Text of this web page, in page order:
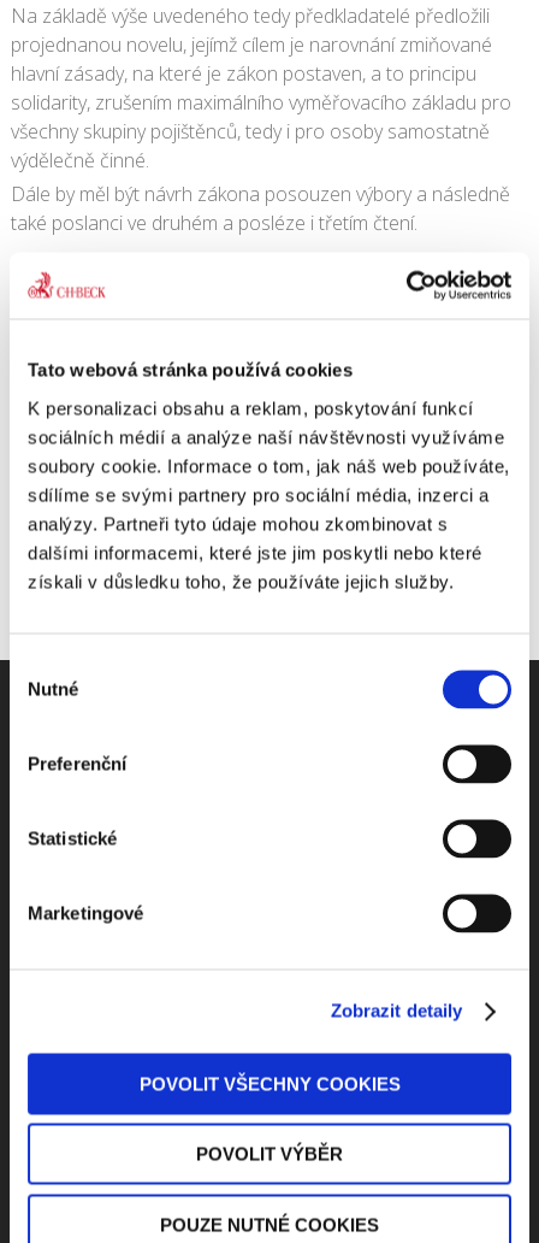
Tato webová stránka používá cookies
K personalizaci obsahu a reklam, poskytování funkcí
sociálních médií a analýze naší návštěvnosti využíváme
soubory cookie. Informace o tom, jak náš web používáte,
sdílíme se svými partnery pro sociální média, inzerci a
analýzy. Partneři tyto údaje mohou zkombinovat s
dalšími informacemi, které jste jim poskytli nebo které
získali v důsledku toho, že používáte jejich služby.
Výběr
souhlasu
Nutné
Preferenční
Statistické
Marketingové
Zobrazit detaily
POVOLIT VŠECHNY COOKIES
POVOLIT VÝBĚR
POUZE NUTNÉ COOKIES
Na základě výše uvedeného tedy předkladatelé předložili
projednanou novelu, jejímž cílem je narovnání zmiňované
hlavní zásady, na které je zákon postaven, a to principu
solidarity, zrušením maximálního vyměřovacího základu pro
všechny skupiny pojištěnců, tedy i pro osoby samostatně
výdělečně činné.
Dále by měl být návrh zákona posouzen výbory a následně
také poslanci ve druhém a posléze i třetím čtení.
16. 7. 2012
Share This Story, Choose Your Platform!
Odebírejte Beck-online
Dostávejte od nás pravidelný měsíční souhrn
Beru na vědomízpracování osobních údajů